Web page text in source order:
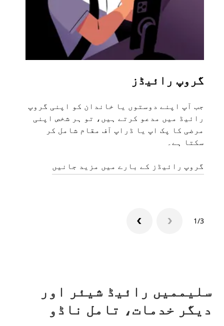
گروپ رائیڈز
جب آپ اپنے دوستوں یا خاندان کو اپنی گروپ
رائیڈ میں مدعو کرتے ہیں، تو ہر شخص اپنی
مرضی کا پک اپ یا ڈراپ آف مقام شامل کر
سکتا ہے۔
گروپ رائیڈز کے بارے میں مزید جانیں
1/3
سلیممیں رائیڈ شیئر اور
دیگر خدمات، تامل ناڈو